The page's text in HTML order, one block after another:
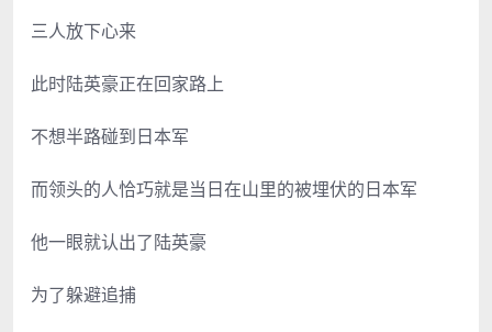
三人放下心来
此时陆英豪正在回家路上
不想半路碰到日本军
而领头的人恰巧就是当日在山里的被埋伏的日本军
他一眼就认出了陆英豪
为了躲避追捕